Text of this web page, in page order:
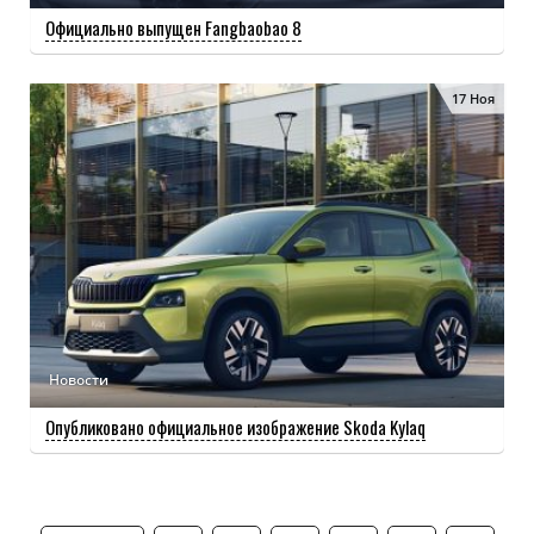
Официально выпущен Fangbaobao 8
Новости
17 Ноя
Опубликовано официальное изображение Skoda Kylaq